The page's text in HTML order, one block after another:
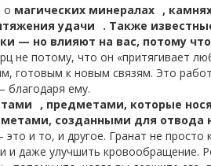
о магических минералах ,
удачи
. Также
— но влияют на вас, потому
не потому, что он «притягивает
готовым к новым связям. Это
благодаря ему.
, предметами, которые
созданными для отвода
и то, и другое. Гранат не просто
и даже улучшить кровообращение.